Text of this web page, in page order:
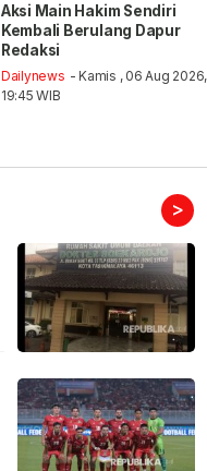
Aksi Main Hakim Sendiri
Kembali Berulang Dapur
Redaksi
Dailynews - Kamis , 06 Aug 2026,
19:45 WIB
>